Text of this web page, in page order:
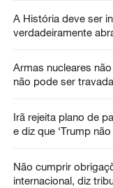
A História deve ser
verdadeiramente
Armas nucleares
não pode ser
Irã rejeita plano de
e diz que ‘Trump
Não cumprir
internacional, diz